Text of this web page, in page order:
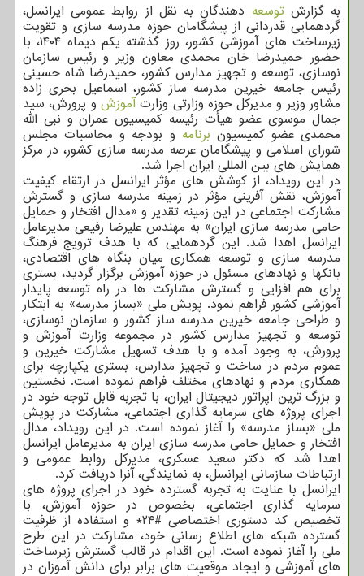
به گزارشتوسعه دهندگان به نقل از روابط عمومی ایرانسل،
گردهمایی قدردانی از پیشگامان حوزه مدرسه سازی و تقویت
زیرساخت های آموزشی کشور، روز گذشته یکم دیماه ۱۴۰۴، با
حضور حمیدرضا خان محمدی معاون وزیر و رئیس سازمان
نوسازی، توسعه و تجهیز مدارس کشور، حمیدرضا شاه حسینی
رئیس جامعه خیرین مدرسه ساز کشور، اسماعیل بحری زاده
مشاور وزیر و مدیرکل حوزه وزارتی وزارتآموزش و پرورش، سید
جمال موسوی عضو هیأت رئیسه کمیسیون عمران و نبی الله
محمدی عضو کمیسیون برنامه و بودجه و محاسبات مجلس
شورای اسلامی و پیشگامان عرصه مدرسه سازی کشور، در مرکز
همایش های بین المللی ایران اجرا شد.
در این رویداد، از کوشش های مؤثر ایرانسل در ارتقاء کیفیت
آموزش، نقش آفرینی مؤثر در زمینه مدرسه سازی و گسترش
مشارکت اجتماعی در این زمینه تقدیر و «مدال افتخار و حمایل
حامی مدرسه سازی ایران» به مهندس علیرضا رفیعی مدیرعامل
ایرانسل اهدا شد. این گردهمایی که با هدف ترویج فرهنگ
مدرسه سازی و توسعه همکاری میان بنگاه های اقتصادی،
بانکها و نهادهای مسئول در حوزه آموزش برگزار گردید، بستری
برای هم افزایی و گسترش مشارکت ها در راه توسعه پایدار
آموزشی کشور فراهم نمود. پویش ملی «بساز مدرسه» به ابتکار
و طراحی جامعه خیرین مدرسه ساز کشور و سازمان نوسازی،
توسعه و تجهیز مدارس کشور در مجموعه وزارت آموزش و
پرورش، به وجود آمده و با هدف تسهیل مشارکت خیرین و
عموم مردم در ساخت و تجهیز مدارس، بستری یکپارچه برای
همکاری مردم و نهادهای مختلف فراهم نموده است. نخستین
و بزرگ ترین اپراتور دیجیتال ایران، با تجربه قابل توجه خود در
اجرای پروژه های سرمایه گذاری اجتماعی، مشارکت در پویش
ملی «بساز مدرسه» را آغاز نموده است. در این رویداد، مدال
افتخار و حمایل حامی مدرسه سازی ایران به مدیرعامل ایرانسل
اهدا شد که دکتر سعید عسکری، مدیرکل روابط عمومی و
ارتباطات سازمانی ایرانسل، به نمایندگی، آنرا دریافت کرد.
ایرانسل با عنایت به تجربه گسترده خود در اجرای پروژه های
سرمایه گذاری اجتماعی، بخصوص در حوزه آموزش، با
تخصیص کد دستوری اختصاصی #۲۴* و استفاده از ظرفیت
گسترده شبکه های اطلاع رسانی خود، مشارکت در این طرح
ملی را آغاز نموده است. این اقدام در قالب گسترش زیرساخت
های آموزشی و ایجاد موقعیت های برابر برای دانش آموزان در